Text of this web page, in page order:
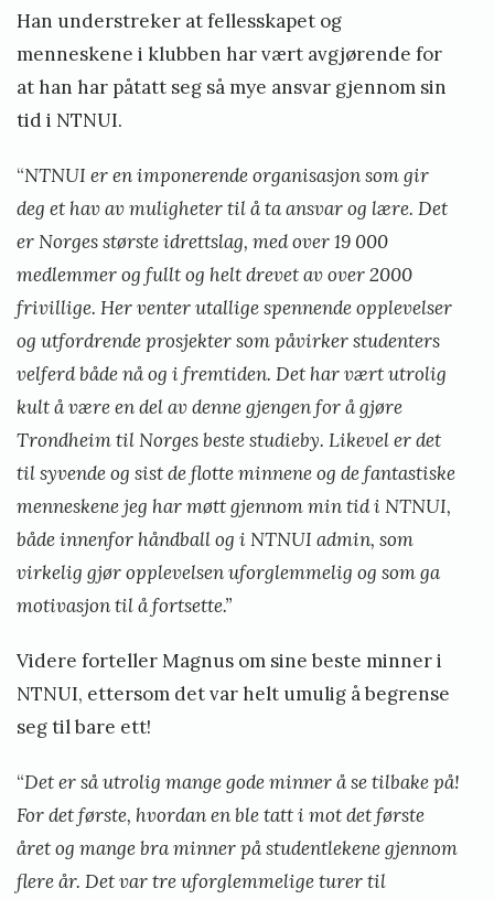
Han understreker at fellesskapet og
menneskene i klubben har vært avgjørende for
at han har påtatt seg så mye ansvar gjennom sin
tid i NTNUI.
“NTNUI er en imponerende organisasjon som gir
deg et hav av muligheter til å ta ansvar og lære. Det
er Norges største idrettslag, med over 19 000
medlemmer og fullt og helt drevet av over 2000
frivillige. Her venter utallige spennende opplevelser
og utfordrende prosjekter som påvirker studenters
velferd både nå og i fremtiden. Det har vært utrolig
kult å være en del av denne gjengen for å gjøre
Trondheim til Norges beste studieby. Likevel er det
til syvende og sist de flotte minnene og de fantastiske
menneskene jeg har møtt gjennom min tid i NTNUI,
både innenfor håndball og i NTNUI admin, som
virkelig gjør opplevelsen uforglemmelig og som ga
motivasjon til å fortsette.”
Videre forteller Magnus om sine beste minner i
NTNUI, ettersom det var helt umulig å begrense
seg til bare ett!
“Det er så utrolig mange gode minner å se tilbake på!
For det første, hvordan en ble tatt i mot det første
året og mange bra minner på studentlekene gjennom
flere år. Det var tre uforglemmelige turer til